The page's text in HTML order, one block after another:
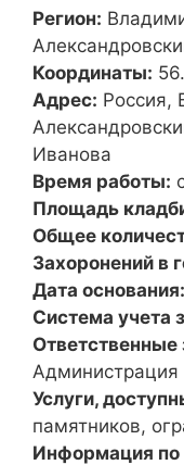
Регион:
Координаты:
Адрес: Россия,
Иванова
Время работы:
Площадь
Общее
Захоронений в
Дата основания:
Система учета
Ответственные
Администрация
Услуги,
памятников,
Информация по